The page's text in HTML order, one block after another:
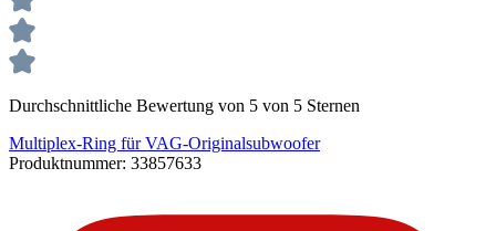
Durchschnittliche Bewertung von 5 von 5 Sternen
Multiplex-Ring für VAG-Originalsubwoofer
Produktnummer: 33857633